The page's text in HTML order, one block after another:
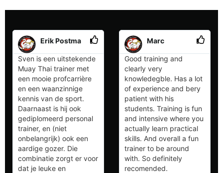
Erik Postma
Sven is een uitstekende
Muay Thai trainer met
een mooie profcarrière
en een waanzinnige
kennis van de sport.
Daarnaast is hij ook
gediplomeerd personal
trainer, en (niet
onbelangrijk) ook een
aardige gozer. Die
combinatie zorgt er voor
dat je leuke en
Marc
Good training and
clearly very
knowledegble. Has a lot
of experience and bery
patient with his
students. Training is fun
and intensive where you
actually learn practical
skills. And overall a fun
trainer to be around
with. So definitely
recomended.